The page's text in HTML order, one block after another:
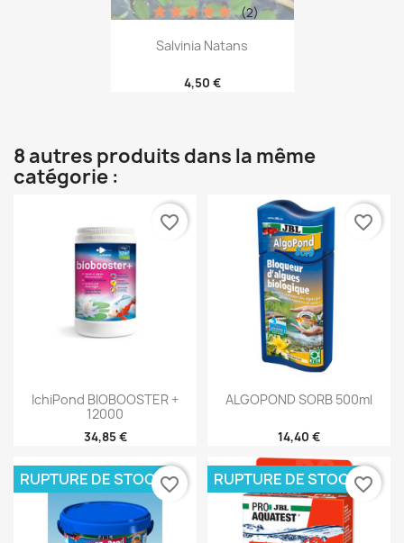
Salvinia Natans
4,50 €
(2)
8 autres produits dans la même
catégorie :
IchiPond BIOBOOSTER +
12000
34,85 €
favorite_border
ALGOPOND SORB 500ml
14,40 €
favorite_border
RUPTURE DE STOCKfavorite_border RUPTURE DE STOCKfavorite_border